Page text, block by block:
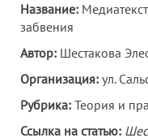
Название:
забвения
Автор: Шестакова
Организация: ул.
Рубрика: Теория и
Ссылка на статью: